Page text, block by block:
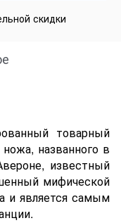
скидки
товарный
названного в
известный
мифической
и является самым